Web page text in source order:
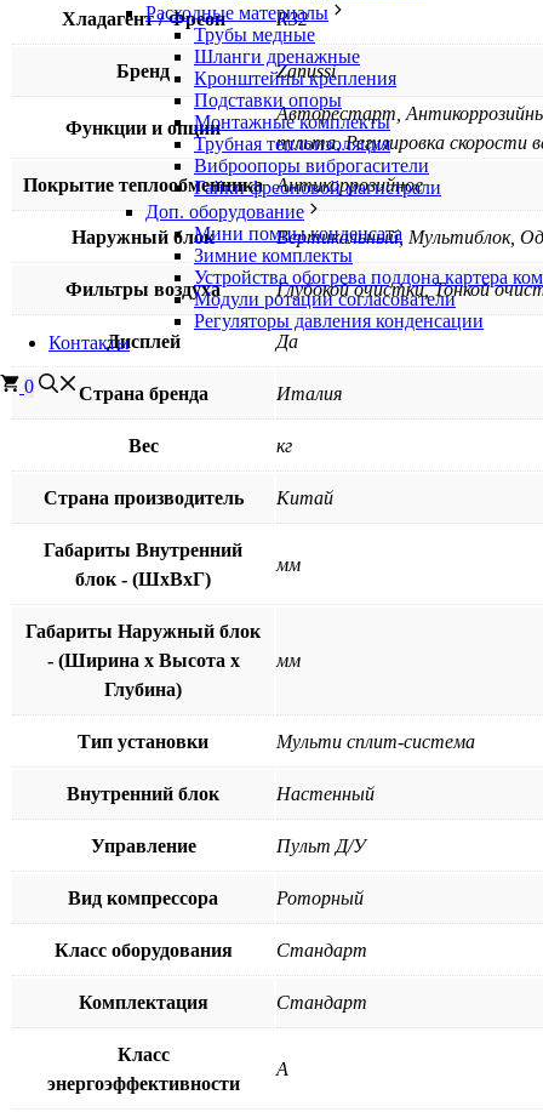
Расходные материалы
Трубы медные
Шланги дренажные
Кронштейны крепления
Подставки опоры
Монтажные комплекты
Трубная теплоизоляция
Виброопоры виброгасители
Гайки фреоновой магистрали
Доп. оборудование
Мини помпы конденсата
Зимние комплекты
Устройства обогрева поддона картера
Модули ротации согласователи
Регуляторы давления конденсации
Контакты
0
Хладагент / Фреон R32
Бренд Zanussi
Функции и опции
Авторестарт,
пульта, Регулировка
Покрытие теплообменника Антикоррозийное
Наружный блок Вертикальный, Мультиблок,
Фильтры воздуха Глубокой очистки, Тонкой
Дисплей Да
Страна бренда Италия
Вес кг
Страна производитель Китай
Габариты Внутренний
блок - (ШхВхГ)
мм
Габариты Наружный блок
- (Ширина х Высота х
Глубина)
мм
Тип установки Мульти сплит-система
Внутренний блок Настенный
Управление Пульт Д/У
Вид компрессора Роторный
Класс оборудования Стандарт
Комплектация Стандарт
Класс
энергоэффективности
A